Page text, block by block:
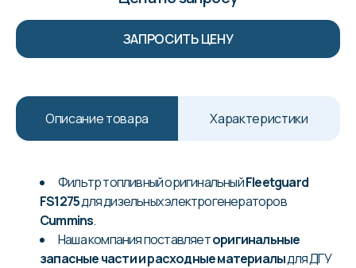
ЗАПРОСИТЬ ЦЕНУ
Описание товара Характеристики
Фильтр топливный оригинальныйFleetguard
FS1275для дизельных электрогенераторов
Cummins.
Наша компания поставляеторигинальные
запасные части и расходные материалыдля ДГУ